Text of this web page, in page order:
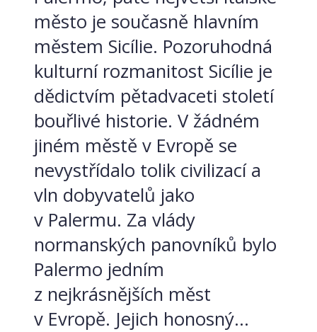
město je současně hlavním
městem Sicílie. Pozoruhodná
kulturní rozmanitost Sicílie je
dědictvím pětadvaceti století
bouřlivé historie. V žádném
jiném městě v Evropě se
nevystřídalo tolik civilizací a
vln dobyvatelů jako
v Palermu. Za vlády
normanských panovníků bylo
Palermo jedním
z nejkrásnějších měst
v Evropě. Jejich honosný...